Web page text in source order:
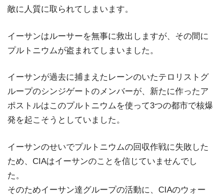
敵に人質に取られてしまいます。
イーサンはルーサーを無事に救出しますが、その間に
プルトニウムが盗まれてしまいました。
イーサンが過去に捕まえたレーンのいたテロリストグ
ループのシンジゲートのメンバーが、新たに作ったア
ポストルはこのプルトニウムを使って3つの都市で核爆
発を起こそうとしていました。
イーサンのせいでプルトニウムの回収作戦に失敗した
ため、CIAはイーサンのことを信じていませんでし
た。
そのためイーサン達グループの活動に、CIAのウォー